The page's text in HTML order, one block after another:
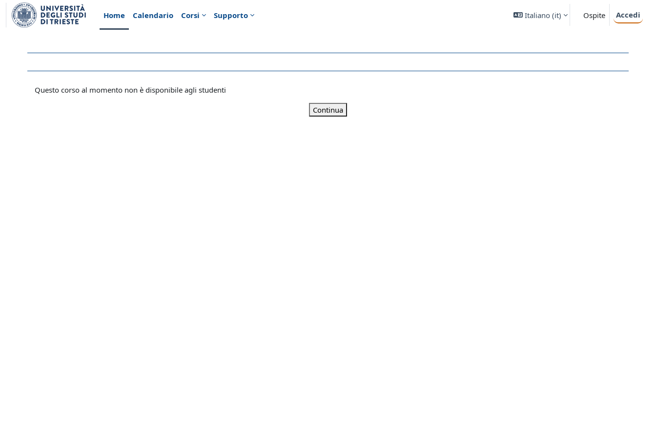
Vai al contenuto principale
Home
Calendario Corsi Supporto Italiano ‎(it)‎ Ospite Accedi
Questo corso al momento non è disponibile agli studenti
Continua